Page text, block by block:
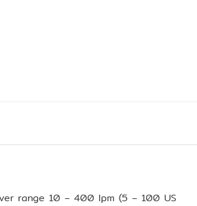
range 10 – 400 lpm (5 – 100 US